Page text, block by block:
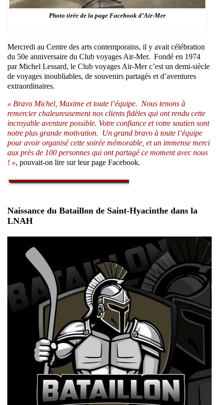
Photo tirée de la page Facebook d’Air-Mer
Mercredi au Centre des arts contemporains, il y avait célébration
du 50e anniversaire du Club voyages Air-Mer. Fondé en 1974
par Michel Lessard, le Club voyages Air-Mer c’est un demi-siècle
de voyages inoubliables, de souvenirs partagés et d’aventures
extraordinaires.
« Bravo Michel, Maxime et toute l’équipe. Nous tenons à
remercier chaleureusement nos clients fidèles qui ont rendu cette
incroyable aventure possible. Votre confiance et votre soutien sont
notre plus grande motivation. Un grand bravo à toute l’équipe
pour avoir organisé cette soirée mémorable, et un immense merci
aux près de 100 personnes qui ont partagé ce moment avec nous
! », pouvait-on lire sur leur page Facebook.
Naissance du Bataillon de Saint-Hyacinthe dans la
LNAH